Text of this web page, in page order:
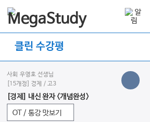
클린 수강평
사회 우영호 선생님
[15개정] 경제 / 고3
[경제] 내신 완자 <개념완성>
OT / 통강 맛보기